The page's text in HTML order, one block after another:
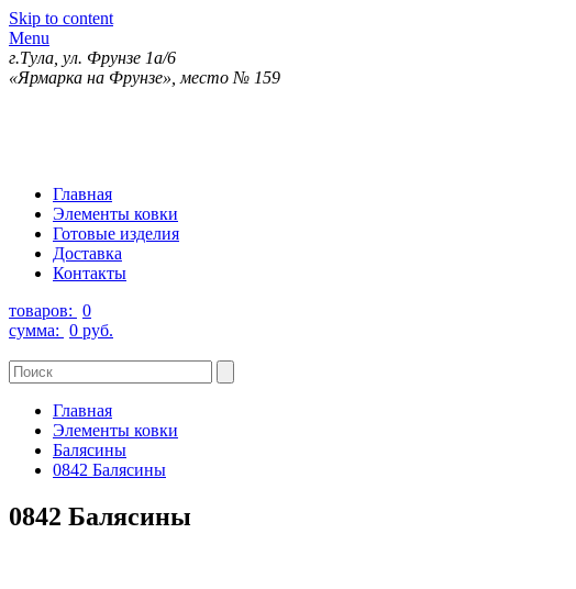
Skip to content
Menu
г.Тула, ул. Фрунзе 1а/6
«Ярмарка на Фрунзе», место № 159
Главная
Элементы ковки
Готовые изделия
Доставка
Контакты
товаров: 0
сумма: 0 руб.
Главная
Элементы ковки
Балясины
0842 Балясины
0842 Балясины